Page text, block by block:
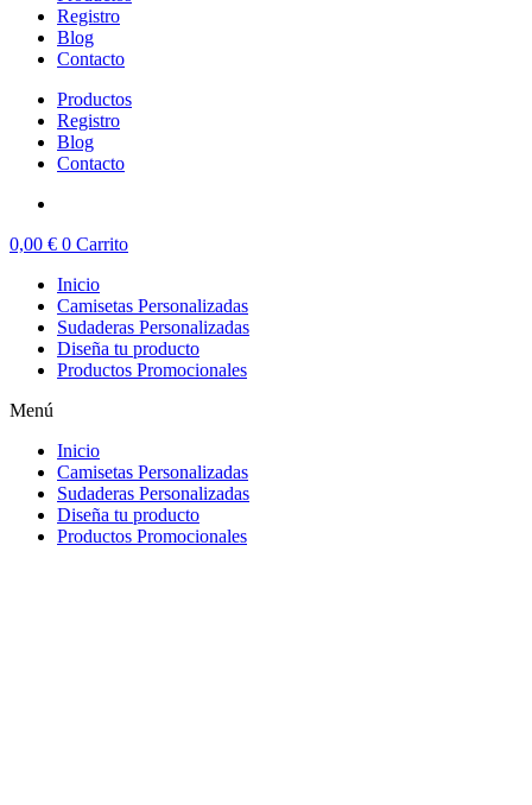
Registro
Blog
Contacto
Productos
Registro
Blog
Contacto
0,00 € 0 Carrito
Inicio
Camisetas Personalizadas
Sudaderas Personalizadas
Diseña tu producto
Productos Promocionales
Menú
Inicio
Camisetas Personalizadas
Sudaderas Personalizadas
Diseña tu producto
Productos Promocionales